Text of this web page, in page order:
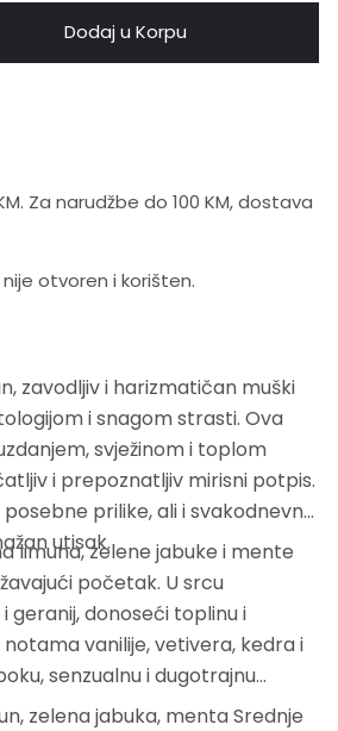
Dodaj u Korpu
Za narudžbe do 100 KM, dostava
otvoren i korišten.
zavodljiv i harizmatičan muški
i snagom strasti. Ova
svježinom i toplom
i prepoznatljiv mirisni potpis.
prilike, ali i svakodnevno
utisak.
limuna, zelene jabuke i mente
početak. U srcu
geranij, donoseći toplinu i
vanilije, vetivera, kedra i
senzualnu i dugotrajnu
zelena jabuka, menta Srednje